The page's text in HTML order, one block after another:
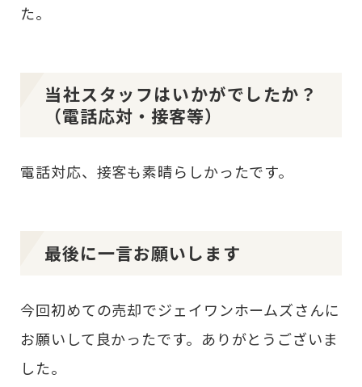
た。
当社スタッフはいかがでしたか？
（電話応対・接客等）
電話対応、接客も素晴らしかったです。
最後に一言お願いします
今回初めての売却でジェイワンホームズさんに
お願いして良かったです。ありがとうございま
した。